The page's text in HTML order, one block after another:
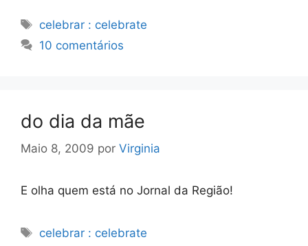
Etiquetas
celebrar : celebrate
10 comentários
do dia da mãe
Maio 8, 2009 por Virginia
E olha quem está no Jornal da Região!
Etiquetas
celebrar : celebrate